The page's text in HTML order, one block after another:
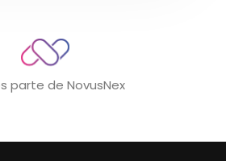
parte de NovusNex